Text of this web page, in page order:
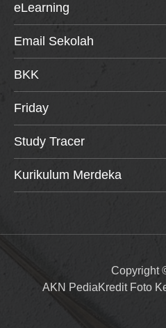
eLearning
Email Sekolah
BKK
Friday
Study Tracer
Kurikulum Merdeka
Copyright
AKN PediaKredit Foto